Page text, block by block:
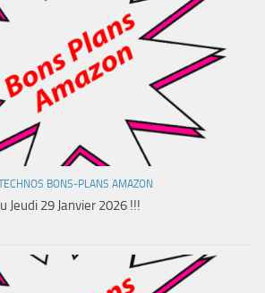
BONS-PLANS AMAZON
Jeudi 29 Janvier 2026 !!!